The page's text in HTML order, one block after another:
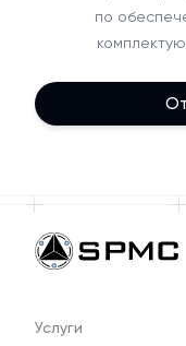
по
Услуги